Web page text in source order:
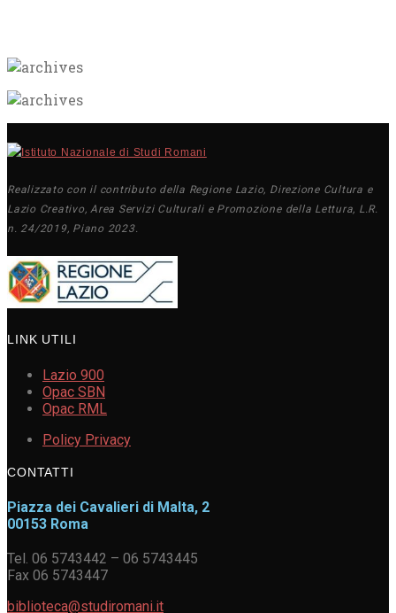
Realizzato con il contributo della Regione Lazio, Direzione Cultura e
Lazio Creativo, Area Servizi Culturali e Promozione della Lettura, L.R.
n. 24/2019, Piano 2023.
LINK UTILI
Lazio 900
Opac SBN
Opac RML
Policy Privacy
CONTATTI
Piazza dei Cavalieri di Malta, 2
00153 Roma
Tel. 06 5743442 – 06 5743445
Fax 06 5743447
biblioteca@studiromani.it